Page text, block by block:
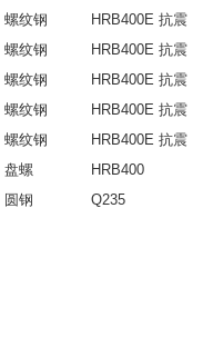
螺纹钢
HRB400E 抗震
螺纹钢
HRB400E 抗震
螺纹钢
HRB400E 抗震
螺纹钢
HRB400E 抗震
螺纹钢
HRB400E 抗震
盘螺
HRB400
圆钢
Q235